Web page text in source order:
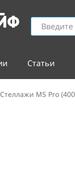
Статьи
Стеллажи MS Pro